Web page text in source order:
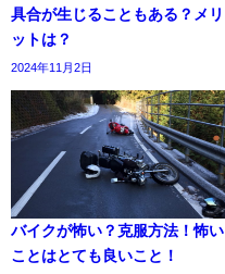
具合が生じることもある？メリ
ットは？
2024年11月2日
バイクが怖い？克服方法！怖い
ことはとても良いこと！